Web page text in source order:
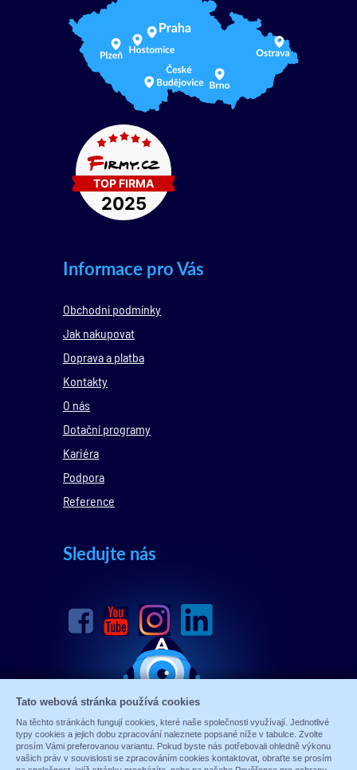
Informace pro Vás
Obchodní podmínky
Jak nakupovat
Doprava a platba
Kontakty
O nás
Dotační programy
Kariéra
Podpora
Reference
Sledujte nás
Tato webová stránka používá cookies
Na těchto stránkách fungují cookies, které naše společnosti využívají. Jednotlivé
typy cookies a jejich dobu zpracování naleznete popsané níže v tabulce. Zvolte
prosím Vámi preferovanou variantu. Pokud byste nás potřebovali ohledně výkonu
vašich práv v souvislosti se zpracováním cookies kontaktovat, obraťte se prosím